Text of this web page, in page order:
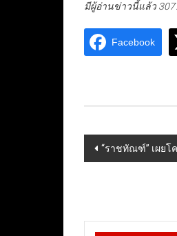
มีผู้อ่านข่าวนี้แล้ว
Facebook
Post
“ราชทัณฑ์” เผยโ